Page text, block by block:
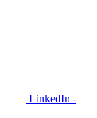
LinkedIn -